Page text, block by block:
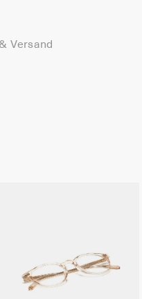
Versand